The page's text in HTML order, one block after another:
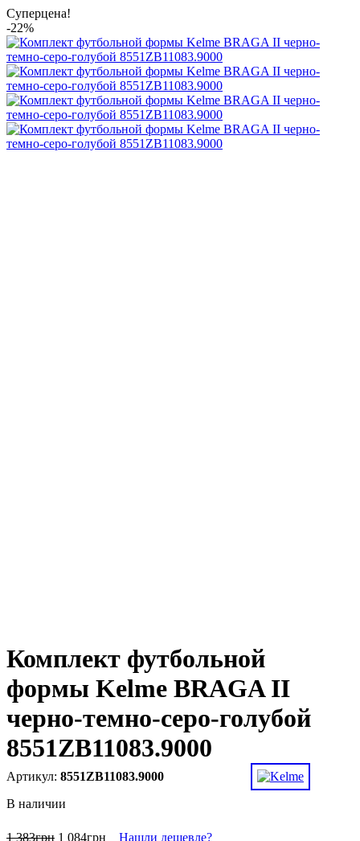
Суперцена!
-22%
Комплект футбольной
формы Kelme BRAGA II
черно-темно-серо-голубой
8551ZB11083.9000
8551ZB11083.9000
В наличии
1 383грн 1 084грн Нашли дешевле?